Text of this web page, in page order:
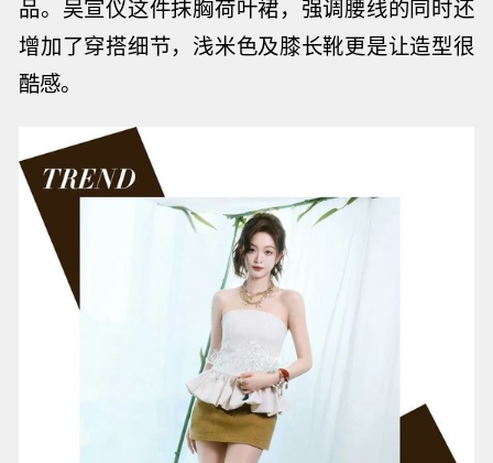
品。吴宣仪这件抹胸荷叶裙， 强调腰线的同时还
增加了穿搭细节，浅米色及膝长靴更是让造型很
酷感。